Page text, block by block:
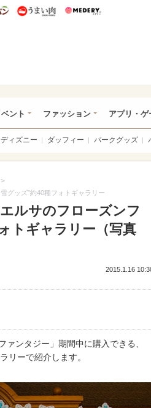
うまいパン うまい肉
ント ファッション アプリ・ゲ
ィズニー ダッフィー パークグッズ
>
グッズ”約40種フォトギャラリー
ルサのフローズンフ
トギャラリー（写真
2015.1.16
ンタジー」期間中に購入できる、
リーで紹介します。